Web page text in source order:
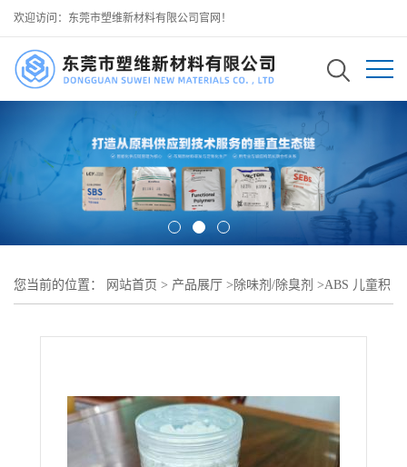
欢迎访问：东莞市塑维新材料有限公司官网！
您当前的位置： 网站首页 > 产品展厅 > 除味剂/除臭剂 >ABS 儿童积